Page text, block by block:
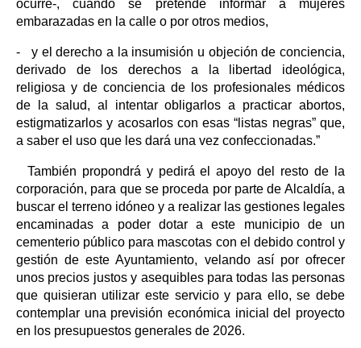
ocurre-, cuando se pretende informar a mujeres
embarazadas en la calle o por otros medios,
- y el derecho a la insumisión u objeción de conciencia,
derivado de los derechos a la libertad ideológica,
religiosa y de conciencia de los profesionales médicos
de la salud, al intentar obligarlos a practicar abortos,
estigmatizarlos y acosarlos con esas “listas negras” que,
a saber el uso que les dará una vez confeccionadas.”
También propondrá y pedirá el apoyo del resto de la
corporación, para que se proceda por parte de Alcaldía, a
buscar el terreno idóneo y a realizar las gestiones legales
encaminadas a poder dotar a este municipio de un
cementerio público para mascotas con el debido control y
gestión de este Ayuntamiento, velando así por ofrecer
unos precios justos y asequibles para todas las personas
que quisieran utilizar este servicio y para ello, se debe
contemplar una previsión económica inicial del proyecto
en los presupuestos generales de 2026.